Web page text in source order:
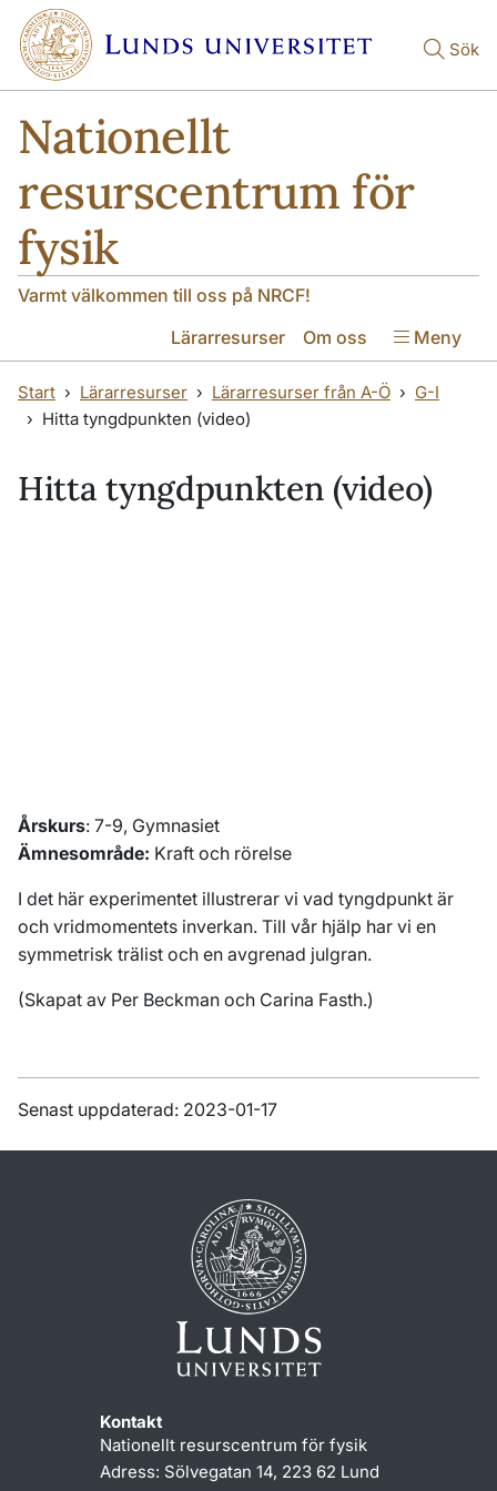
Hoppa till huvudinnehåll
Hoppa till huvudinnehåll
Sök
Nationellt
resurscentrum för
fysik
Varmt välkommen till oss på NRCF!
Lärarresurser
Om oss Meny
Start Lärarresurser Lärarresurser från A-Ö
G-I
Hitta tyngdpunkten (video)
Hitta tyngdpunkten (video)
Årskurs: 7-9, Gymnasiet
Ämnesområde: Kraft och rörelse
I det här experimentet illustrerar vi vad tyngdpunkt är
och vridmomentets inverkan. Till vår hjälp har vi en
symmetrisk trälist och en avgrenad julgran.
(Skapat av Per Beckman och Carina Fasth.)
Senast uppdaterad: 2023-01-17
Kontakt
Nationellt resurscentrum för fysik
Adress: Sölvegatan 14, 223 62 Lund